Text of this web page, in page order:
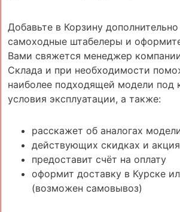
Добавьте в Корзину
самоходные штабелеры и
Вами свяжется менеджер
Склада и при необходимости
наиболее подходящей модели под
условия эксплуатации, а также:
расскажет об аналогах
действующих скидках и
предоставит счёт на оплату
оформит доставку в Курске
(возможен самовывоз)